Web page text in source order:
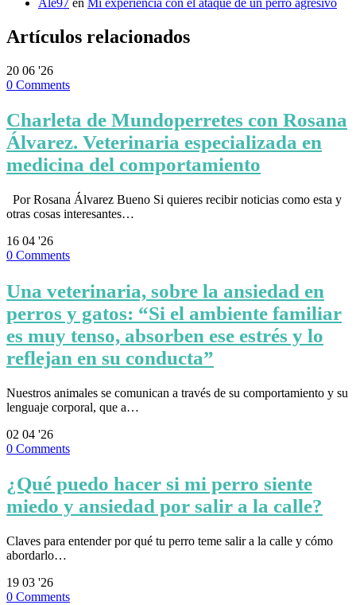
Ale97 en Mi experiencia con el ataque de un perro agresivo
Artículos relacionados
20 06 '26
0 Comments
Charleta de Mundoperretes con Rosana
Álvarez. Veterinaria especializada en
medicina del comportamiento
Por Rosana Álvarez Bueno Si quieres recibir noticias como esta y
otras cosas interesantes…
16 04 '26
0 Comments
Una veterinaria, sobre la ansiedad en
perros y gatos: “Si el ambiente familiar
es muy tenso, absorben ese estrés y lo
reflejan en su conducta”
Nuestros animales se comunican a través de su comportamiento y su
lenguaje corporal, que a…
02 04 '26
0 Comments
¿Qué puedo hacer si mi perro siente
miedo y ansiedad por salir a la calle?
Claves para entender por qué tu perro teme salir a la calle y cómo
abordarlo…
19 03 '26
0 Comments